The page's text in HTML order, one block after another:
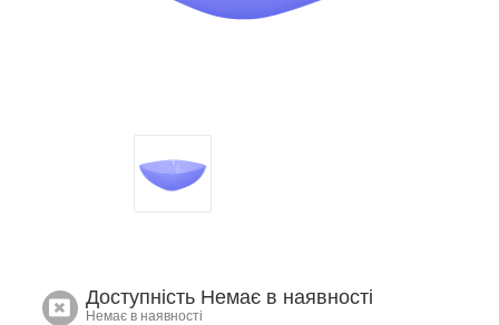
Доступність Немає в наявності
Немає в наявності